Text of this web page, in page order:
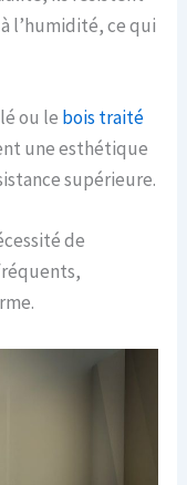
l’humidité, ce qui
ou le bois traité
une esthétique
supérieure.
de